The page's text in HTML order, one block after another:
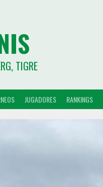
TIGRE
JUGADORES RANKINGS